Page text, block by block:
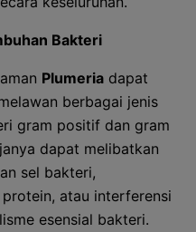
Bakteri
Plumeria dapat
berbagai jenis
gram positif dan gram
dapat melibatkan
sel bakteri,
atau interferensi
esensial bakteri.